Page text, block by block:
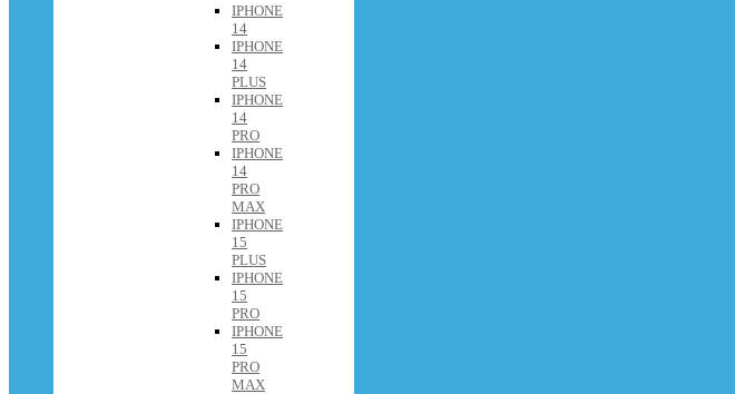
IPHONE
14
IPHONE
14
PLUS
IPHONE
14
PRO
IPHONE
14
PRO
MAX
IPHONE
15
PLUS
IPHONE
15
PRO
IPHONE
15
PRO
MAX